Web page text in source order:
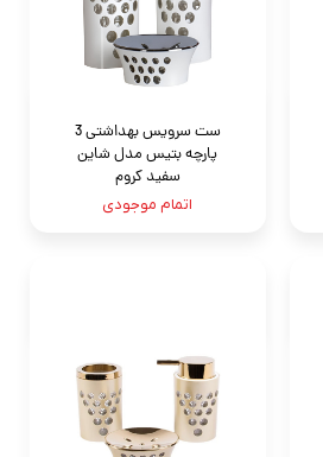
ست سرویس بهداشتی 3
پارچه بتيس مدل شاين
سفید کروم
اتمام موجودی